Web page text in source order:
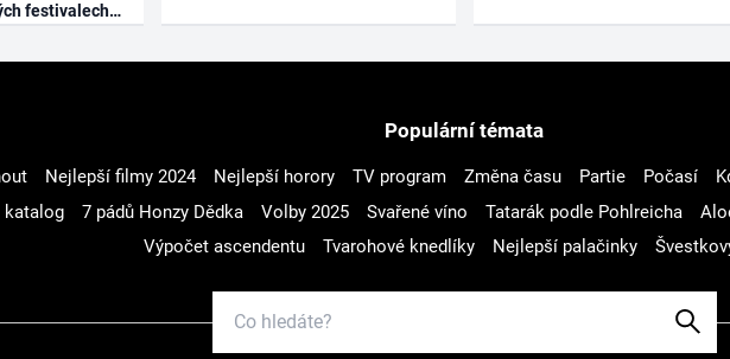
festivalech
Populární témata
Nejlepší filmy 2024 Nejlepší horory TV program Změna času Partie Počasí
7 pádů Honzy Dědka Volby 2025 Svařené víno Tatarák podle Pohlreicha
Výpočet ascendentu
Tvarohové knedlíky Nejlepší palačinky